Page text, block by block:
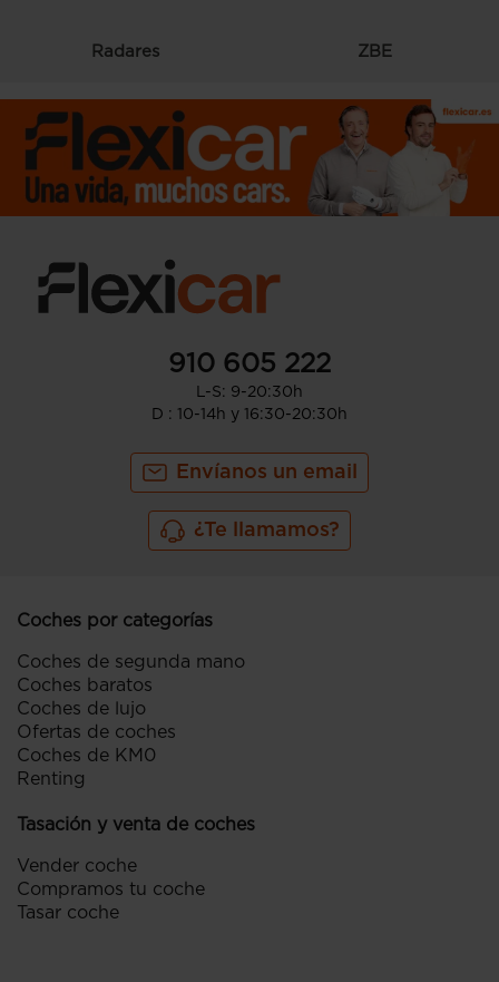
Radares ZBE
910 605 222
L-S: 9-20:30h
D : 10-14h y 16:30-20:30h
Envíanos un email
¿Te llamamos?
Coches por categorías
Coches de segunda mano
Coches baratos
Coches de lujo
Ofertas de coches
Coches de KM0
Renting
Tasación y venta de coches
Vender coche
Compramos tu coche
Tasar coche